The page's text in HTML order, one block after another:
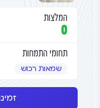
המלצות
0
תחומי התמחות
שמאות רכוש